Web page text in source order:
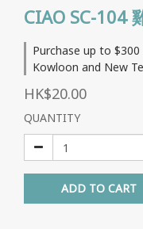
CIAO SC-104
Purchase up to
Kowloon and New
HK$20.00
QUANTITY
ADD TO CART